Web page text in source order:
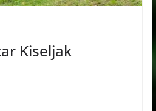
Kiseljak